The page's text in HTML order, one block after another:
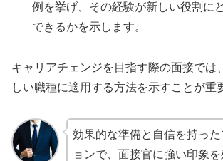
例を挙げ、その経験が新しい役割に
できるかを示します。
キャリアチェンジを目指す際の面接では
しい職種に適用する方法を示すことが重
効果的な準備と自信を持っ
ョンで、面接官に強い印象を